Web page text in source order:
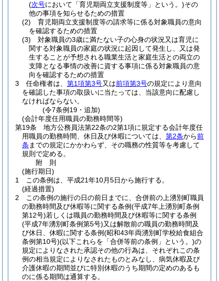
(次号において「育児期両立支援制度等」という。)その
他の事項を知らせるための措置
(2)
育児期両立支援制度等の請求等に係る対象職員の意向
を確認するための措置
(3)
対象職員の3歳に満たない子の心身の状況又は育児に
関する対象職員の家庭の状況に起因して発生し、又は発
生することが予想される職業生活と家庭生活との両立の
支障となる事情の改善に資する事項に係る対象職員の意
向を確認するための措置
3
任命権者は、 第1項第3号又は前項第3号の規定により意向
を確認した事項の取扱いに当たっては、当該意向に配慮し
なければならない。
(令7条例19・追加)
(会計年度任用職員の勤務時間等)
第19条
地方公務員法第22条の2第1項に規定する会計年度任
用職員の勤務時間、休日及び休暇については、 第2条から前
条 までの規定にかかわらず、その職務の性質等を考慮して
規則で定める。
附 則
(施行期日)
1
この条例は、平成21年10月5日から施行する。
(経過措置)
2
この条例の施行の日の前日までに、合併前の上湧別町職員
の勤務時間及び休暇等に関する条例(平成7年上湧別町条例
第12号)若しくは職員の勤務時間及び休暇等に関する条例
(平成7年湧別町条例第5号)又は解散前の職員の勤務時間及
び休日、休暇に関する条例(昭和43年両湧別町学校給食組合
条例第10号)(以下これらを「合併等前の条例」という。)の
規定によりなされた承認その他の行為は、それぞれこの条
例の相当規定によりなされたものとみなし、病気休暇及び
介護休暇の期間並びに特別休暇のうち期間の定めのあるも
のに係る期間は通算する。